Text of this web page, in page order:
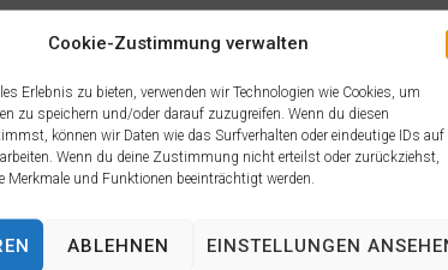
Cookie-Zustimmung verwalten
Erlebnis zu bieten, verwenden wir Technologien wie Cookies, um
zu speichern und/oder darauf zuzugreifen. Wenn du diesen
können wir Daten wie das Surfverhalten oder eindeutige IDs auf
Wenn du deine Zustimmung nicht erteilst oder zurückziehst,
Merkmale und Funktionen beeinträchtigt werden.
ABLEHNEN EINSTELLUNGEN
RSS
sie. So richtig im
Ankerpunkte,